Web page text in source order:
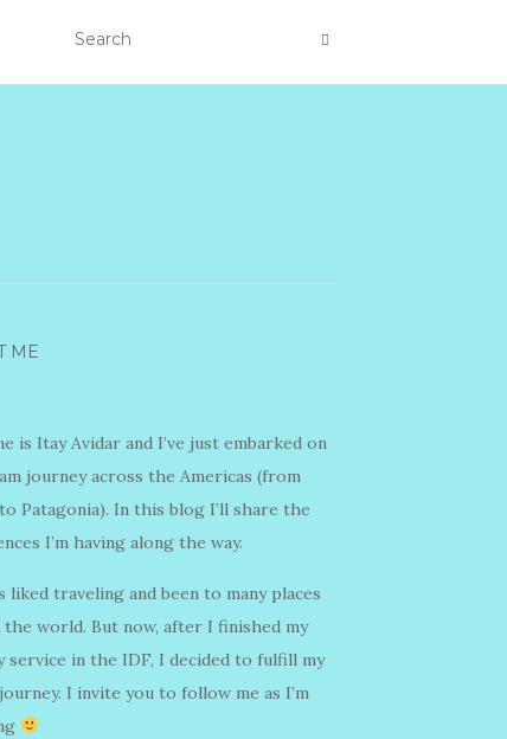
ME
is Itay Avidar and I’ve just embarked on
journey across the Americas (from
Patagonia). In this blog I’ll share the
I’m having along the way.
liked traveling and been to many places
the world. But now, after I finished my
service in the IDF, I decided to fulfill my
I invite you to follow me as I’m